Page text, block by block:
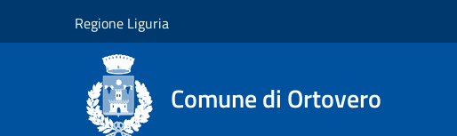
Regione Liguria
Comune di Ortovero